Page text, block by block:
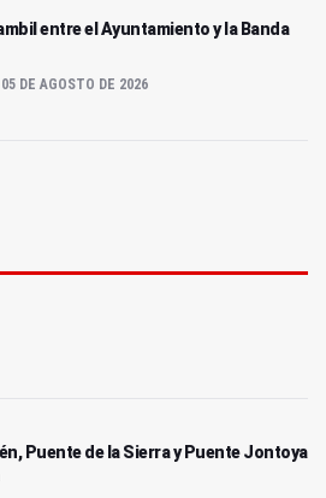
entre el Ayuntamiento y la Banda
DE AGOSTO DE 2026
Puente de la Sierra y Puente Jontoya